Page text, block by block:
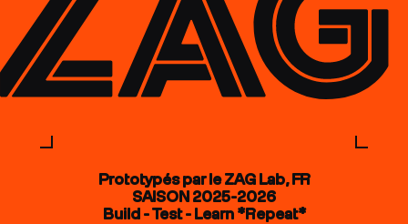
Prototypés par le ZAG Lab, FR
SAISON 2025-2026
Build - Test - Learn *Repeat*